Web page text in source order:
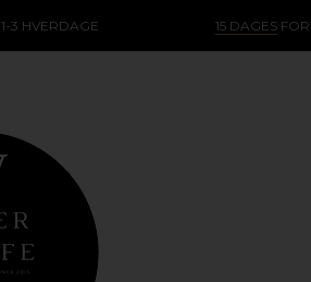
1-3 HVERDAGE 15 DAGES